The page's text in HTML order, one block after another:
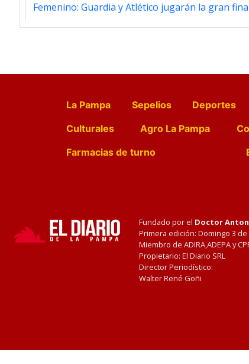
Femenino: Guardia y Atlético jugarán la gran
La Pampa Sepelios Deportes
Culturales
Agro La Pampa
Farmacias de turno
Fundado por el Doctor
Primera edición: Domingo 3 de
Miembro de ADIRA,ADEPA y
Propietario: El Diario SRL
Director Periodístico:
Walter René Goñi